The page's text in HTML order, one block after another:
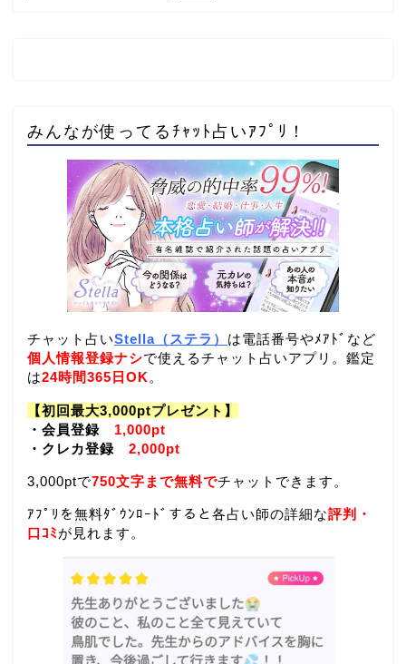
みんなが使ってるﾁｬｯﾄ占いｱﾌﾟﾘ！
チャット占いStella（ステラ） は電話番号やﾒｱﾄﾞなど
個人情報登録ナシで使えるチャット占いアプリ。鑑定
は24時間365日OK。
【初回最大3,000ptプレゼント】
・会員登録 1,000pt
・クレカ登録 2,000pt
3,000ptで750文字まで無料でチャットできます。
ｱﾌﾟﾘを無料ﾀﾞｳﾝﾛｰﾄﾞすると各占い師の詳細な評判・
口ｺﾐが見れます。